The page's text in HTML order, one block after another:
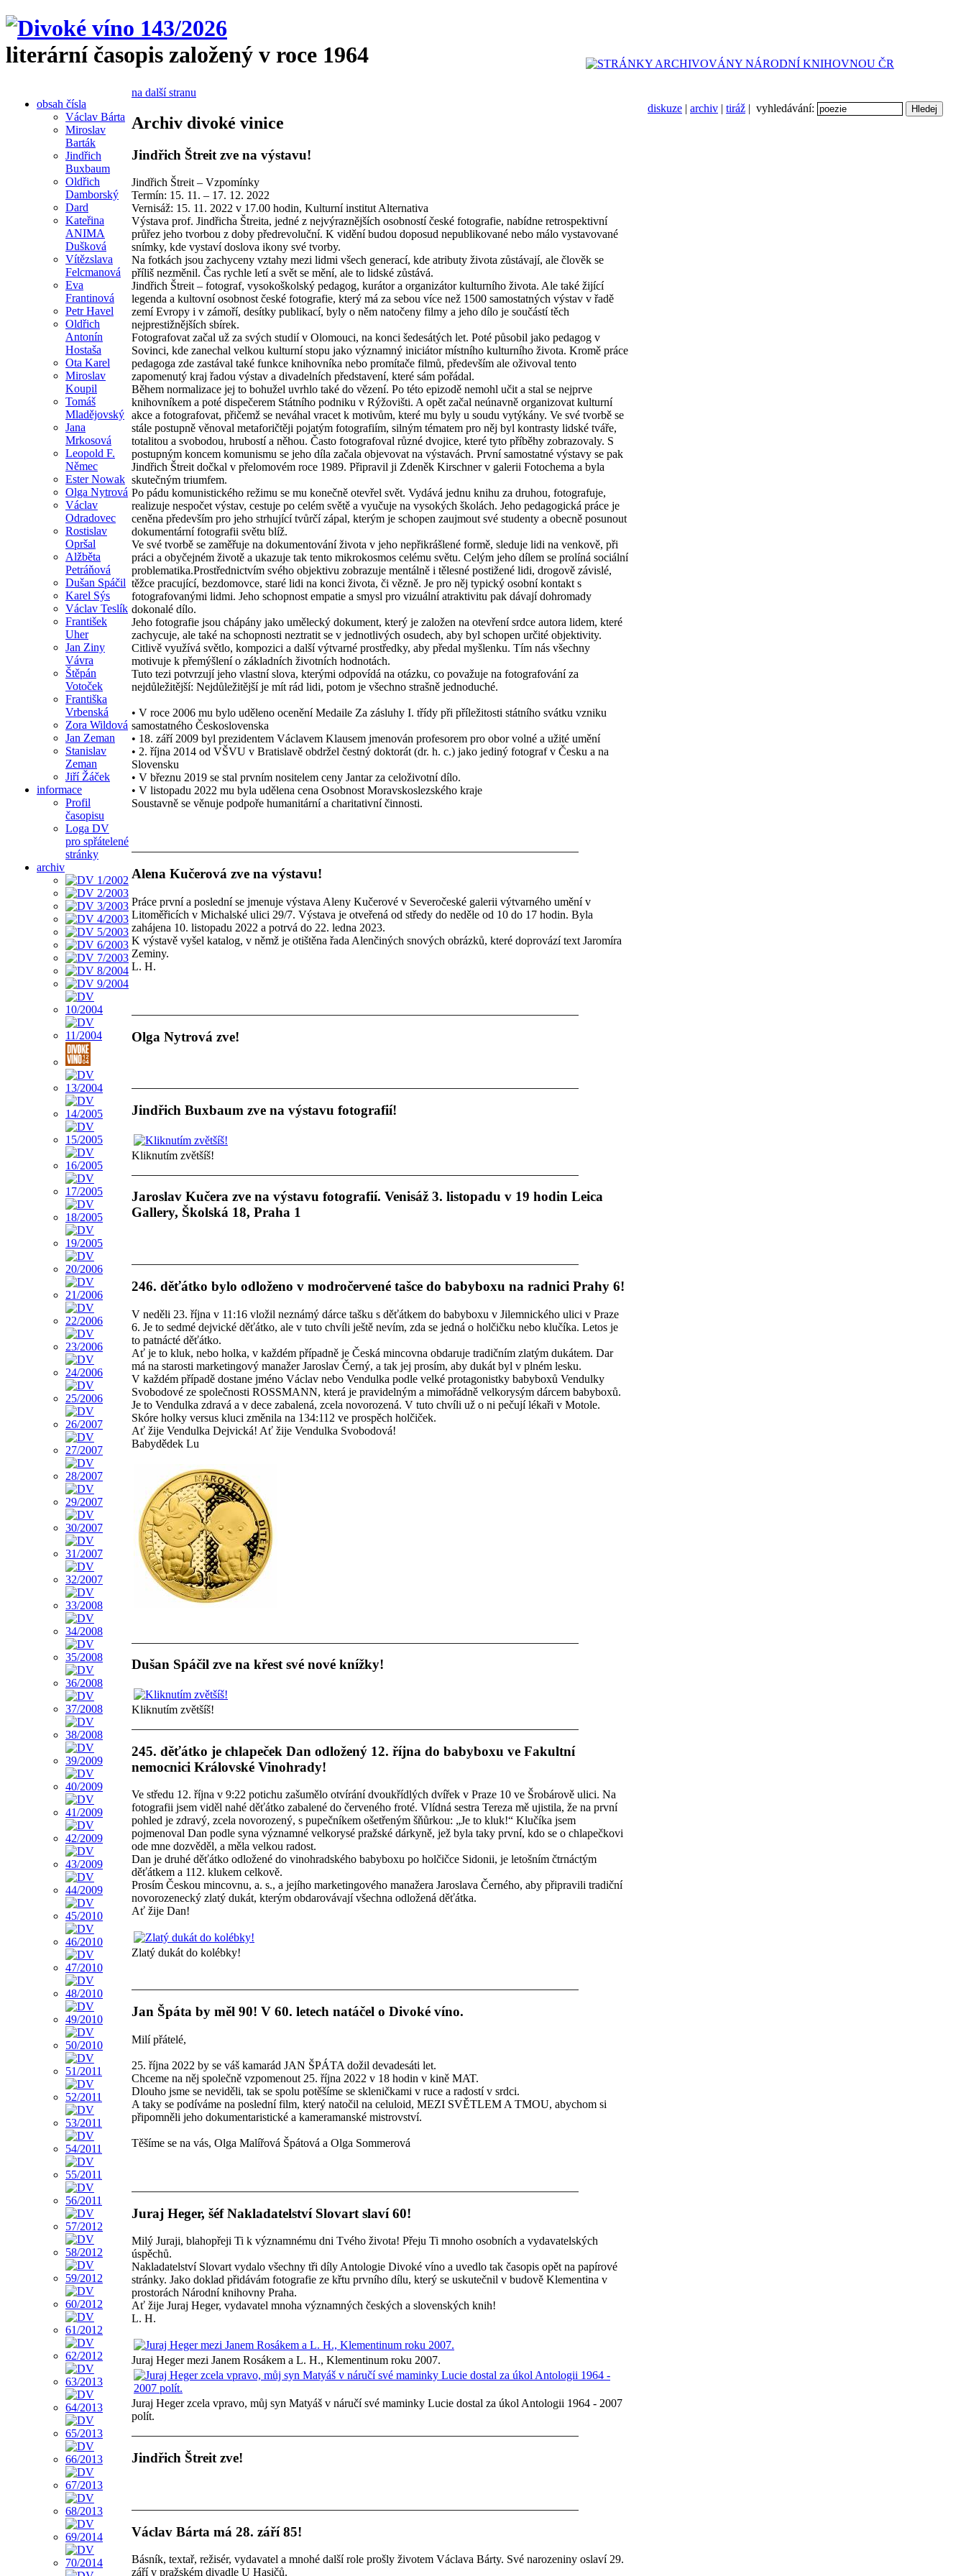
literární časopis založený v roce 1964
diskuze | archiv | tiráž | vyhledávání:
obsah čísla
Václav Bárta
Miroslav
Barták
Jindřich
Buxbaum
Oldřich
Damborský
Dard
Kateřina
ANIMA
Dušková
Vítězslava
Felcmanová
Eva
Frantinová
Petr Havel
Oldřich
Antonín
Hostaša
Ota Karel
Miroslav
Koupil
Tomáš
Mladějovský
Jana
Mrkosová
Leopold F.
Němec
Ester Nowak
Olga Nytrová
Václav
Odradovec
Rostislav
Opršal
Alžběta
Petráňová
Dušan Spáčil
Karel Sýs
Václav Teslík
František
Uher
Jan Ziny
Vávra
Štěpán
Votoček
Františka
Vrbenská
Zora Wildová
Jan Zeman
Stanislav
Zeman
Jiří Žáček
informace
Profil
časopisu
Loga DV
pro spřátelené
stránky
archiv
na další stranu
Archiv divoké vinice
Jindřich Štreit zve na výstavu!
Jindřich Štreit – Vzpomínky
Termín: 15. 11. – 17. 12. 2022
Vernisáž: 15. 11. 2022 v 17.00 hodin, Kulturní institut Alternativa
Výstava prof. Jindřicha Štreita, jedné z nejvýraznějších osobností české fotografie, nabídne retrospektivní
průřez jeho tvorbou z doby předrevoluční. K vidění budou doposud nepublikované nebo málo vystavované
snímky, kde vystaví doslova ikony své tvorby.
Na fotkách jsou zachyceny vztahy mezi lidmi všech generací, kde atributy života zůstávají, ale člověk se
příliš nezměnil. Čas rychle letí a svět se mění, ale to lidské zůstává.
Jindřich Štreit – fotograf, vysokoškolský pedagog, kurátor a organizátor kulturního života. Ale také žijící
legenda a kultovní osobnost české fotografie, který má za sebou více než 1500 samostatných výstav v řadě
zemí Evropy i v zámoří, desítky publikací, byly o něm natočeny filmy a jeho dílo je součástí těch
nejprestižnějších sbírek.
Fotografovat začal už za svých studií v Olomouci, na konci šedesátých let. Poté působil jako pedagog v
Sovinci, kde zanechal velkou kulturní stopu jako významný iniciátor místního kulturního života. Kromě práce
pedagoga zde zastával také funkce knihovníka nebo promítače filmů, především ale oživoval tento
zapomenutý kraj řadou výstav a divadelních představení, které sám pořádal.
Během normalizace jej to bohužel uvrhlo také do vězení. Po této epizodě nemohl učit a stal se nejprve
knihovníkem a poté dispečerem Státního podniku v Rýžovišti. A opět začal neúnavně organizovat kulturní
akce a fotografovat, přičemž se neváhal vracet k motivům, které mu byly u soudu vytýkány. Ve své tvorbě se
stále postupně věnoval metaforičtěji pojatým fotografiím, silným tématem pro něj byl kontrasty lidské tváře,
totalitou a svobodou, hrubostí a něhou. Často fotografoval různé dvojice, které tyto příběhy zobrazovaly. S
postupným koncem komunismu se jeho díla začala objevovat na výstavách. První samostatné výstavy se pak
Jindřich Štreit dočkal v přelomovém roce 1989. Připravil ji Zdeněk Kirschner v galerii Fotochema a byla
skutečným triumfem.
Po pádu komunistického režimu se mu konečně otevřel svět. Vydává jednu knihu za druhou, fotografuje,
realizuje nespočet výstav, cestuje po celém světě a vyučuje na vysokých školách. Jeho pedagogická práce je
ceněna především pro jeho strhující tvůrčí zápal, kterým je schopen zaujmout své studenty a obecně posunout
dokumentární fotografii světu blíž.
Ve své tvorbě se zaměřuje na dokumentování života v jeho nepřikrášlené formě, sleduje lidi na venkově, při
práci a obyčejném životě a ukazuje tak tento mikrokosmos celému světu. Celým jeho dílem se prolíná sociální
problematika.Prostřednictvím svého objektivu zobrazuje mentálně i tělesné postižené lidi, drogově závislé,
těžce pracující, bezdomovce, staré lidi na konci života, či vězně. Je pro něj typický osobní kontakt s
fotografovanými lidmi. Jeho schopnost empatie a smysl pro vizuální atraktivitu pak dávají dohromady
dokonalé dílo.
Jeho fotografie jsou chápány jako umělecký dokument, který je založen na otevření srdce autora lidem, které
zachycuje, ale také na schopnosti neztratit se v jednotlivých osudech, aby byl schopen určité objektivity.
Citlivě využívá světlo, kompozici a další výtvarné prostředky, aby předal myšlenku. Tím nás všechny
motivuje k přemýšlení o základních životních hodnotách.
Tuto tezi potvrzují jeho vlastní slova, kterými odpovídá na otázku, co považuje na fotografování za
nejdůležitější: Nejdůležitější je mít rád lidi, potom je všechno strašně jednoduché.
• V roce 2006 mu bylo uděleno ocenění Medaile Za zásluhy I. třídy při příležitosti státního svátku vzniku
samostatného Československa
• 18. září 2009 byl prezidentem Václavem Klausem jmenován profesorem pro obor volné a užité umění
• 2. října 2014 od VŠVU v Bratislavě obdržel čestný doktorát (dr. h. c.) jako jediný fotograf v Česku a na
Slovensku
• V březnu 2019 se stal prvním nositelem ceny Jantar za celoživotní dílo.
• V listopadu 2022 mu byla udělena cena Osobnost Moravskoslezského kraje
Soustavně se věnuje podpoře humanitární a charitativní činnosti.
Alena Kučerová zve na výstavu!
Práce první a poslední se jmenuje výstava Aleny Kučerové v Severočeské galerii výtvarného umění v
Litoměřicích v Michalské ulici 29/7. Výstava je otveřená od středy do neděle od 10 do 17 hodin. Byla
zahájena 10. listopadu 2022 a potrvá do 22. ledna 2023.
K výstavě vyšel katalog, v němž je otištěna řada Alenčiných snových obrázků, které doprovází text Jaromíra
Zeminy.
L. H.
Olga Nytrová zve!
Jindřich Buxbaum zve na výstavu fotografií!
Kliknutím zvětšíš!
Jaroslav Kučera zve na výstavu fotografií. Venisáž 3. listopadu v 19 hodin Leica
Gallery, Školská 18, Praha 1
246. děťátko bylo odloženo v modročervené tašce do babyboxu na radnici Prahy 6!
V neděli 23. října v 11:16 vložil neznámý dárce tašku s děťátkem do babyboxu v Jilemnického ulici v Praze
6. Je to sedmé dejvické děťátko, ale v tuto chvíli ještě nevím, zda se jedná o holčičku nebo klučíka. Letos je
to patnácté děťátko.
Ať je to kluk, nebo holka, v každém případně je Česká mincovna obdaruje tradičním zlatým dukátem. Dar
má na starosti marketingový manažer Jaroslav Černý, a tak jej prosím, aby dukát byl v plném lesku.
V každém případě dostane jméno Václav nebo Vendulka podle velké protagonistky babyboxů Vendulky
Svobodové ze společnosti ROSSMANN, která je pravidelným a mimořádně velkorysým dárcem babyboxů.
Je to Vendulka zdravá a v dece zabalená, zcela novorozená. V tuto chvíli už o ni pečují lékaři v Motole.
Skóre holky versus kluci změnila na 134:112 ve prospěch holčiček.
Ať žije Vendulka Dejvická! Ať žije Vendulka Svobodová!
Babydědek Lu
Dušan Spáčil zve na křest své nové knížky!
Kliknutím zvětšíš!
245. děťátko je chlapeček Dan odložený 12. října do babyboxu ve Fakultní
nemocnici Královské Vinohrady!
Ve středu 12. října v 9:22 potichu zašumělo otvírání dvoukřídlých dvířek v Praze 10 ve Šrobárově ulici. Na
fotografii jsem viděl nahé děťátko zabalené do červeného froté. Vlídná sestra Tereza mě ujistila, že na první
pohled je zdravý, zcela novorozený, s pupečníkem ošetřeným šňůrkou: „Je to kluk!“ Klučíka jsem
pojmenoval Dan podle syna významné velkorysé pražské dárkyně, jež byla taky první, kdo se o chlapečkovi
ode mne dozvěděl, a měla velkou radost.
Dan je druhé děťátko odložené do vinohradského babyboxu po holčičce Sidonii, je letošním čtrnáctým
děťátkem a 112. klukem celkově.
Prosím Českou mincovnu, a. s., a jejího marketingového manažera Jaroslava Černého, aby připravili tradiční
novorozenecký zlatý dukát, kterým obdarovávají všechna odložená děťátka.
Ať žije Dan!
Zlatý dukát do kolébky!
Jan Špáta by měl 90! V 60. letech natáčel o Divoké víno.
Milí přátelé,
25. října 2022 by se váš kamarád JAN ŠPÁTA dožil devadesáti let.
Chceme na něj společně vzpomenout 25. října 2022 v 18 hodin v kině MAT.
Dlouho jsme se neviděli, tak se spolu potěšíme se skleničkami v ruce a radostí v srdci.
A taky se podíváme na poslední film, který natočil na celuloid, MEZI SVĚTLEM A TMOU, abychom si
připomněli jeho dokumentaristické a kameramanské mistrovství.
Těšíme se na vás, Olga Malířová Špátová a Olga Sommerová
Juraj Heger, šéf Nakladatelství Slovart slaví 60!
Milý Juraji, blahopřeji Ti k významnému dni Tvého života! Přeju Ti mnoho osobních a vydavatelských
úspěchů.
Nakladatelství Slovart vydalo všechny tři díly Antologie Divoké víno a uvedlo tak časopis opět na papírové
stránky. Jako doklad přidávám fotografie ze křtu prvního dílu, který se uskutečnil v budově Klementina v
prostorách Národní knihovny Praha.
Ať žije Juraj Heger, vydavatel mnoha významných českých a slovenských knih!
L. H.
Juraj Heger mezi Janem Rosákem a L. H., Klementinum roku 2007.
Juraj Heger zcela vpravo, můj syn Matyáš v náručí své maminky Lucie dostal za úkol Antologii 1964 - 2007
polít.
Jindřich Štreit zve!
Václav Bárta má 28. září 85!
Básník, textař, režisér, vydavatel a mnohé další role prošly životem Václava Bárty. Své narozeniny oslaví 29.
září v pražském divadle U Hasičů.